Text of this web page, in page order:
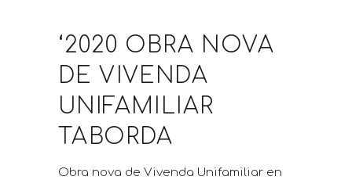
‘2020 OBRA NOVA
DE VIVENDA
UNIFAMILIAR
TABORDA
Obra nova de Vivenda Unifamiliar en